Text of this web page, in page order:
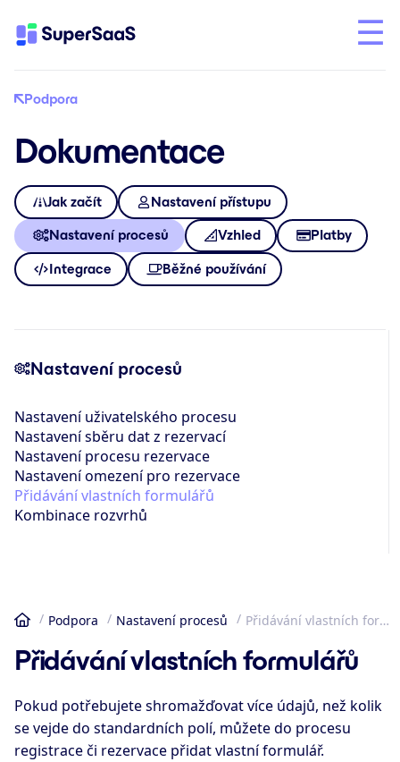
Podpora
Dokumentace
Jak začít Nastavení přístupu
Nastavení procesů Vzhled Platby
Integrace Běžné používání
Nastavení procesů
Nastavení uživatelského procesu
Nastavení sběru dat z rezervací
Nastavení procesu rezervace
Nastavení omezení pro rezervace
Přidávání vlastních formulářů
Kombinace rozvrhů
Domů
Podpora Nastavení procesů Přidávání vlastních formulářů
Přidávání vlastních formulářů
Pokud potřebujete shromažďovat více údajů, než kolik
se vejde do standardních polí, můžete do procesu
registrace či rezervace přidat vlastní formulář.